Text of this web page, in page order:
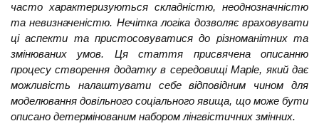
часто характеризуються складністю, неоднозначністю
та невизначеністю. Нечітка логіка дозволяє враховувати
ці аспекти та пристосовуватися до різноманітних та
змінюваних умов. Ця стаття присвячена описанню
процесу створення додатку в середовищі Maple, який дає
можливість налаштувати себе відповідним чином для
моделювання довільного соціального явища, що може бути
описано детермінованим набором лінгвістичних змінних.